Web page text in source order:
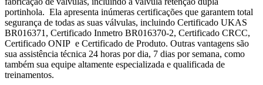
portinhola. Ela apresenta inúmeras certificações que garantem total
segurança de todas as suas válvulas, incluindo Certificado UKAS
BR016371, Certificado Inmetro BR016370-2, Certificado CRCC,
Certificado ONIP e Certificado de Produto. Outras vantagens são
sua assistência técnica 24 horas por dia, 7 dias por semana, como
também sua equipe altamente especializada e qualificada de
treinamentos.